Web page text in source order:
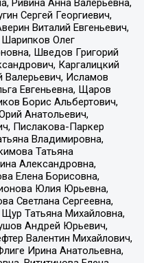
Ривина Анна Валерьевна,
Сергей Георгиевич,
Виталий Евгеньевич,
Олег
Шведов Григорий
Каргалицкий
Валерьевич, Исламов
Евгеньевна, Щаров
Борис Альбертович,
Анатольевич,
Пислакова-Паркер
Владимировна,
Татьяна
Александровна,
Елена Борисовна,
Юлия Юрьевна,
Светлана Сергеевна,
Татьяна Михайловна,
Андрей Юрьевич,
Валентин Михайлович,
Ирина Анатольевна,